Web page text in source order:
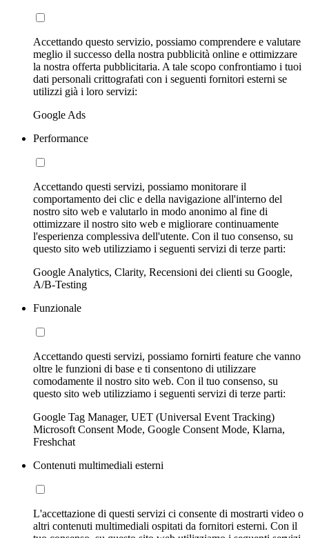
Accettando questo servizio, possiamo comprendere e valutare
meglio il successo della nostra pubblicità online e ottimizzare
la nostra offerta pubblicitaria. A tale scopo confrontiamo i tuoi
dati personali crittografati con i seguenti fornitori esterni se
utilizzi già i loro servizi:
Google Ads
Performance
Accettando questi servizi, possiamo monitorare il
comportamento dei clic e della navigazione all'interno del
nostro sito web e valutarlo in modo anonimo al fine di
ottimizzare il nostro sito web e migliorare continuamente
l'esperienza complessiva dell'utente. Con il tuo consenso, su
questo sito web utilizziamo i seguenti servizi di terze parti:
Google Analytics, Clarity, Recensioni dei clienti su Google,
A/B-Testing
Funzionale
Accettando questi servizi, possiamo fornirti feature che vanno
oltre le funzioni di base e ti consentono di utilizzare
comodamente il nostro sito web. Con il tuo consenso, su
questo sito web utilizziamo i seguenti servizi di terze parti:
Google Tag Manager, UET (Universal Event Tracking)
Microsoft Consent Mode, Google Consent Mode, Klarna,
Freshchat
Contenuti multimediali esterni
L'accettazione di questi servizi ci consente di mostrarti video o
altri contenuti multimediali ospitati da fornitori esterni. Con il